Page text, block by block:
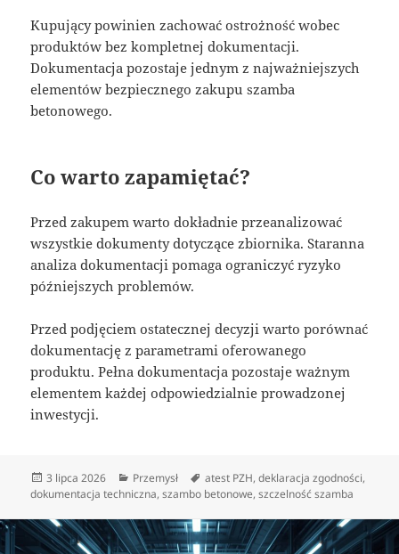
Kupujący powinien zachować ostrożność wobec
produktów bez kompletnej dokumentacji.
Dokumentacja pozostaje jednym z najważniejszych
elementów bezpiecznego zakupu szamba
betonowego.
Co warto zapamiętać?
Przed zakupem warto dokładnie przeanalizować
wszystkie dokumenty dotyczące zbiornika. Staranna
analiza dokumentacji pomaga ograniczyć ryzyko
późniejszych problemów.
Przed podjęciem ostatecznej decyzji warto porównać
dokumentację z parametrami oferowanego
produktu. Pełna dokumentacja pozostaje ważnym
elementem każdej odpowiedzialnie prowadzonej
inwestycji.
Data
publikacji
3 lipca 2026 Kategorie
Przemysł Tagi
atest PZH,deklaracja zgodności,
dokumentacja techniczna,szambo betonowe,szczelność szamba